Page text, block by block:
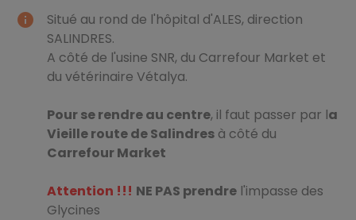
info
Situé au rond de l'hôpital d'ALES, direction
SALINDRES.
A côté de l'usine SNR, du Carrefour Market et
du vétérinaire Vétalya.
Pour se rendre au centre, il faut passer par la
Vieille route de Salindres à côté du
Carrefour Market
Attention !!! NE PAS prendre l'impasse des
Glycines